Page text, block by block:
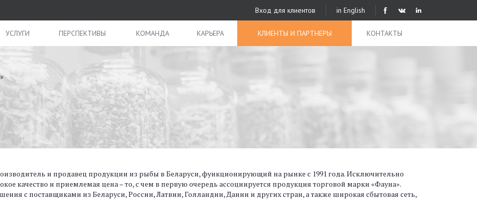
in English
Вход для клиентов
УСЛУГИ ПЕРСПЕКТИВЫ КОМАНДА КАРЬЕРА КЛИЕНТЫ И ПАРТНЕРЫ КОНТАКТЫ
и продавец продукции из рыбы в Беларуси, функционирующий на рынке с 1991 года. Исключительно
качество и приемлемая цена – то, с чем в первую очередь ассоциируется продукция торговой марки «Фауна».
с поставщиками из Беларуси, России, Латвии, Голландии, Дании и других стран, а также широкая сбытовая сеть,